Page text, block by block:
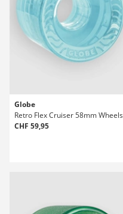
Globe
Retro Flex Cruiser 58mm Wheels
CHF 59,95